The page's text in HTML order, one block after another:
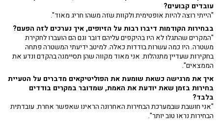
עובדים קבועים?
"הייתי רוצה להיות אופטימית ולקוות שזה משהו חריג מאוד".
בבחירות הקודמות דיברו רבות על הזיופים, איך נערכים לזה הפעם?
"המקרים שהתגלו לא היו בהיקפים עליהם דובר וגם הם הועברו לחקירת
משטרה. היו כמה עשרות בודדות כאלה. למיטב ידיעתי המשטרה פתחה
בחקירות שעדיין מתנהלות. אני מאוד מקווה שהן תסיימנה בהקדם ונדע את
הממצאים".
איך את מרגישה כשאת שומעת את הפוליטיקאים מדברים על הטעיית
בחירות בזמן שאת יודעת את האמת, שמדובר במקרים בודדים
בלבד?
"אני חושבת שבמערכת הבחירות האחרונה הראינו שאפשר אחרת. עובדתית
הבחירות נראו טוב יותר".